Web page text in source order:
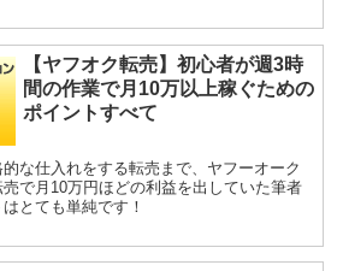
【ヤフオク転売】初心者が週3時
間の作業で月10万以上稼ぐための
ポイントすべて
な仕入れをする転売まで、ヤフーオーク
で月10万円ほどの利益を出していた筆者
とても単純です！